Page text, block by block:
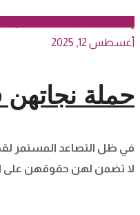
أغسطس 12, 2025
حملة نجاتهن
في ظل التصاعد المستمر
لا تضمن لهن حقوقهن على